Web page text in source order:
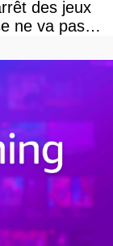
des jeux
ne va pas